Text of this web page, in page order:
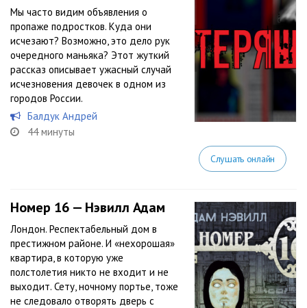
Мы часто видим объявления о
пропаже подростков. Куда они
исчезают? Возможно, это дело рук
очередного маньяка? Этот жуткий
рассказ описывает ужасный случай
исчезновения девочек в одном из
городов России.
Балдук Андрей
44 минуты
Слушать онлайн
Номер 16 — Нэвилл Адам
Лондон. Респектабельный дом в
престижном районе. И «нехорошая»
квартира, в которую уже
полстолетия никто не входит и не
выходит. Сету, ночному портье, тоже
не следовало отворять дверь с